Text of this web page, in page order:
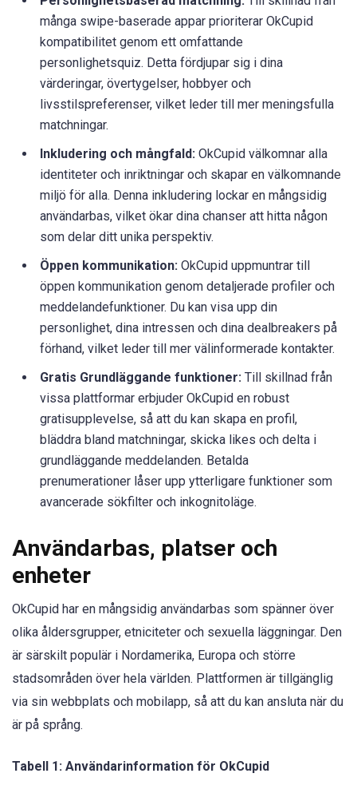
många swipe-baserade appar prioriterar OkCupid
kompatibilitet genom ett omfattande
personlighetsquiz. Detta fördjupar sig i dina
värderingar, övertygelser, hobbyer och
livsstilspreferenser, vilket leder till mer meningsfulla
matchningar.
Inkludering och mångfald: OkCupid välkomnar alla
identiteter och inriktningar och skapar en välkomnande
miljö för alla. Denna inkludering lockar en mångsidig
användarbas, vilket ökar dina chanser att hitta någon
som delar ditt unika perspektiv.
Öppen kommunikation: OkCupid uppmuntrar till
öppen kommunikation genom detaljerade profiler och
meddelandefunktioner. Du kan visa upp din
personlighet, dina intressen och dina dealbreakers på
förhand, vilket leder till mer välinformerade kontakter.
Gratis Grundläggande funktioner: Till skillnad från
vissa plattformar erbjuder OkCupid en robust
gratisupplevelse, så att du kan skapa en profil,
bläddra bland matchningar, skicka likes och delta i
grundläggande meddelanden. Betalda
prenumerationer låser upp ytterligare funktioner som
avancerade sökfilter och inkognitoläge.
Användarbas, platser och
enheter
OkCupid har en mångsidig användarbas som spänner över
olika åldersgrupper, etniciteter och sexuella läggningar. Den
är särskilt populär i Nordamerika, Europa och större
stadsområden över hela världen. Plattformen är tillgänglig
via sin webbplats och mobilapp, så att du kan ansluta när du
är på språng.
Tabell 1: Användarinformation för OkCupid